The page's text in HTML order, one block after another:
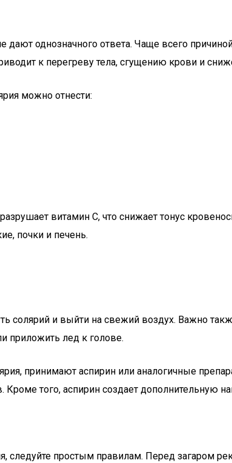
однозначного ответа. Чаще всего
к перегреву тела, сгущению крови и
можно отнести:
витамин С, что снижает тонус
почки и печень.
солярий и выйти на свежий воздух. Важно
приложить лед к голове.
принимают аспирин или аналогичные
того, аспирин создает дополнительную
простым правилам. Перед загаром